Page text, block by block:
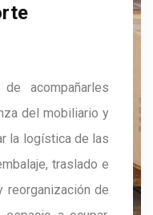
acompañarles
del mobiliario y
la logística de las
traslado e
reorganización de